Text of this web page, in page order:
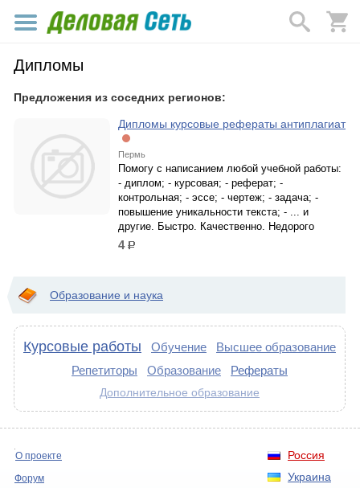
Дипломы
Предложения из соседних регионов:
Дипломы курсовые рефераты антиплагиат
Пермь
Помогу с написанием любой учебной работы:
- диплом; - курсовая; - реферат; -
контрольная; - эссе; - чертеж; - задача; -
повышение уникальности текста; - ... и
другие. Быстро. Качественно. Недорого
4р.
Образование и наука
Курсовые работы Обучение
Высшее образование
Репетиторы
Образование Рефераты
Дополнительное образование
Россия
Украина
О проекте
Форум